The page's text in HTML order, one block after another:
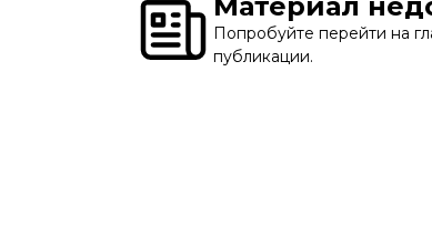
Попробуйте перейти на
публикации.